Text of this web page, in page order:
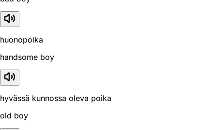
huonopoika
handsome boy
hyvässä kunnossa oleva poika
old boy